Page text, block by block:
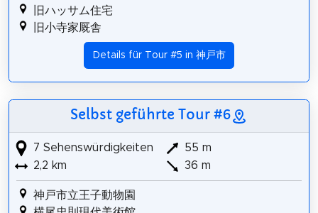
旧ハッサム住宅
旧小寺家厩舎
Details für Tour #5 in 神戸市
Selbst geführte Tour #6
7 Sehenswürdigkeiten
2,2 km
55 m
36 m
神戸市立王子動物園